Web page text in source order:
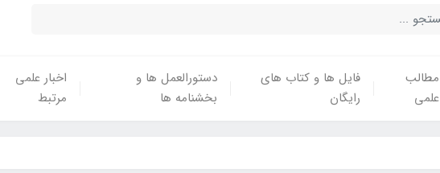
مطالب
علمی
فایل ها و کتاب های
رایگان
دستورالعمل ها و
بخشنامه ها
اخبار علمی
مرتبط